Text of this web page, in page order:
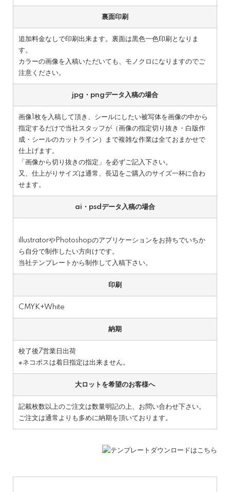
裏面印刷
追加料金なしで印刷出来ます。裏面は黒色一色印刷となりま
す。
カラーの画像を入稿いただいても、モノクロになりますのでご
注意ください。
jpg・pngデータ入稿の場合
画像1枚を入稿して頂き、シールにしたい被写体を画像の中から
指定するだけで当社スタッフが（画像の指定切り抜き・白版作
成・シールのカットライン）まで複雑な作業は全ておまかせで
仕上げます。
「画像から切り抜きの指定」 を必ずご記入下さい。
又、仕上がりサイズは通常、長辺をご購入のサイズ一杯に合わ
せます。
ai・psdデータ入稿の場合
illustratorやPhotoshopのアプリケーションをお持ちでいちか
ら自分で制作したい方向けです。
当社テンプレートから制作して入稿下さい。
印刷
CMYK+White
納期
校了後7営業日出荷
※ネコポスは着日指定は出来ません。
大ロットを希望のお客様へ
記載枚数以上のご注文は数量明記の上、お問い合わせ下さい。
ご注文は通常よりも多めに納期を頂いております。